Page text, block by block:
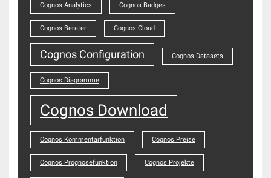
Cognos Analytics Cognos Badges
Cognos Berater Cognos Cloud
Cognos Configuration Cognos Datasets
Cognos Diagramme
Cognos Download
Cognos Kommentarfunktion Cognos Preise
Cognos Prognosefunktion Cognos Projekte